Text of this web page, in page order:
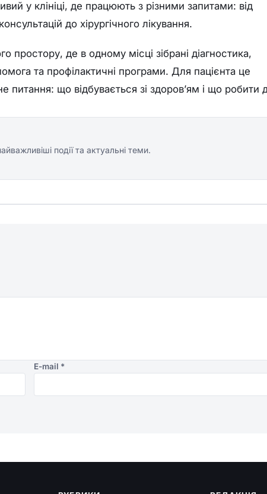
у клініці, де працюють з різними запитами: від
до хірургічного лікування.
де в одному місці зібрані діагностика,
та профілактичні програми. Для пацієнта це
питання: що відбувається зі здоров’ям і що робити
події та актуальні теми.
E-mail *